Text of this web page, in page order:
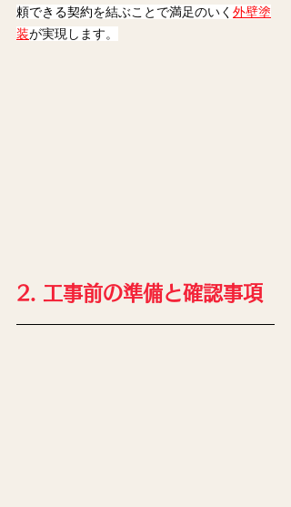
頼できる契約を結ぶことで満足のいく 外壁塗
装が実現します。
2. 工事前の準備と確認事項